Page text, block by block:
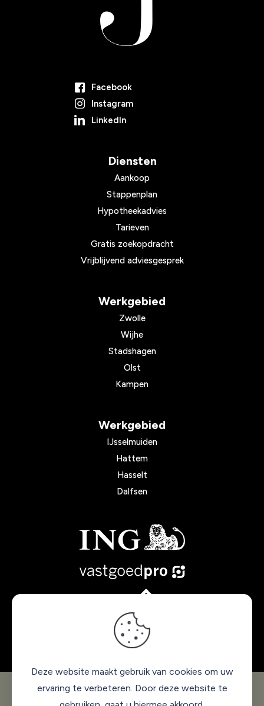
Facebook
Instagram
LinkedIn
Diensten
Aankoop
Stappenplan
Hypotheekadvies
Tarieven
Gratis zoekopdracht
Vrijblijvend adviesgesprek
Werkgebied
Zwolle
Wijhe
Stadshagen
Olst
Kampen
Werkgebied
IJsselmuiden
Hattem
Hasselt
Dalfsen
© 2025 Makelaar Janou. Alle rechten voorbehouden. |
Privacy policy-Sitemap
Deze website maakt gebruik van cookies om uw
ervaring te verbeteren. Door deze website te